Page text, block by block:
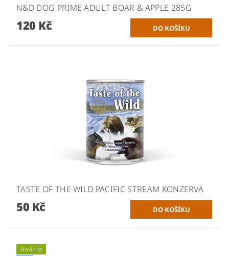
N&D DOG PRIME ADULT BOAR & APPLE 285G
120 Kč
TASTE OF THE WILD PACIFIC STREAM KONZERVA
50 Kč
Novinka